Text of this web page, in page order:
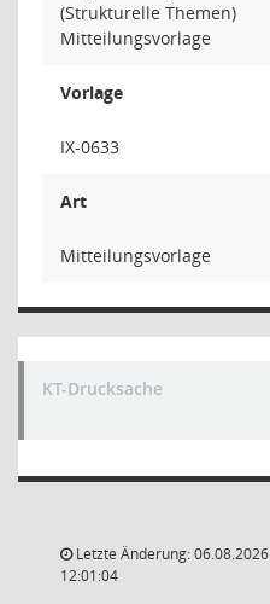
(Strukturelle Themen)
Mitteilungsvorlage
Vorlage
IX-0633
Art
Mitteilungsvorlage
KT-Drucksache
Letzte Änderung: 06.08.2026
12:01:04